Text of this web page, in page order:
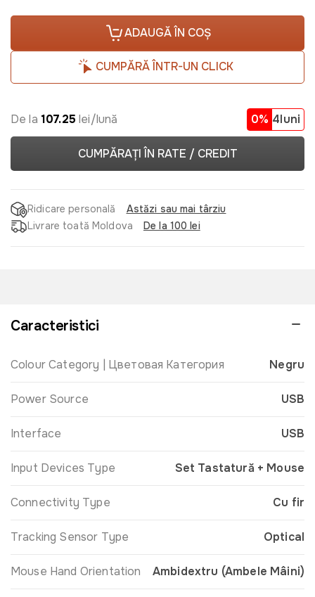
ADAUGĂ ÎN COȘ
CUMPĂRĂ ÎNTR-UN CLICK
De la 107.25 lei/lună 0% 4luni
CUMPĂRAȚI ÎN RATE / CREDIT
Ridicare personală
Astăzi sau mai târziu
Livrare toată Moldova
De la 100 lei
Caracteristici
Colour Category | Цветовая Категория Negru
Power Source USB
Interface USB
Input Devices Type Set Tastatură + Mouse
Connectivity Type Cu fir
Tracking Sensor Type Optical
Mouse Hand Orientation Ambidextru (Ambele Mâini)